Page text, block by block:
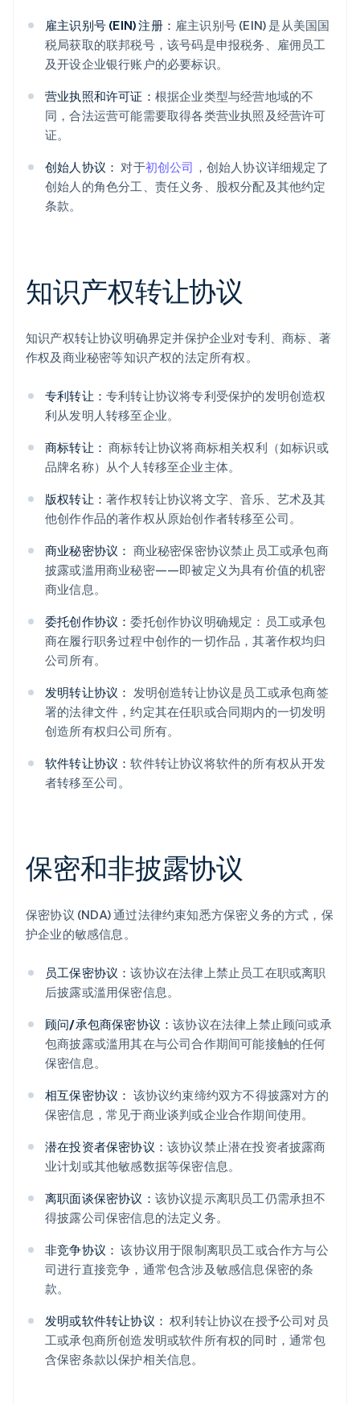
雇主识别号 (EIN) 注册： 雇主识别号 (EIN) 是从美国国
税局获取的联邦税号，该号码是申报税务、雇佣员工
及开设企业银行账户的必要标识。
营业执照和许可证： 根据企业类型与经营地域的不
同，合法运营可能需要取得各类营业执照及经营许可
证。
创始人协议： 对于初创公司 ，创始人协议详细规定了
创始人的角色分工、责任义务、股权分配及其他约定
条款。
知识产权转让协议
知识产权转让协议明确界定并保护企业对专利、商标、著
作权及商业秘密等知识产权的法定所有权。
专利转让： 专利转让协议将专利受保护的发明创造权
利从发明人转移至企业。
商标转让： 商标转让协议将商标相关权利（如标识或
品牌名称）从个人转移至企业主体。
版权转让： 著作权转让协议将文字、音乐、艺术及其
他创作作品的著作权从原始创作者转移至公司。
商业秘密协议： 商业秘密保密协议禁止员工或承包商
披露或滥用商业秘密——即被定义为具有价值的机密
商业信息。
委托创作协议：委托创作协议明确规定：员工或承包
商在履行职务过程中创作的一切作品，其著作权均归
公司所有。
发明转让协议： 发明创造转让协议是员工或承包商签
署的法律文件，约定其在任职或合同期内的一切发明
创造所有权归公司所有。
软件转让协议：软件转让协议将软件的所有权从开发
者转移至公司。
保密和非披露协议
保密协议 (NDA) 通过法律约束知悉方保密义务的方式，保
护企业的敏感信息。
员工保密协议：该协议在法律上禁止员工在职或离职
后披露或滥用保密信息。
顾问/承包商保密协议：该协议在法律上禁止顾问或承
包商披露或滥用其在与公司合作期间可能接触的任何
保密信息。
相互保密协议： 该协议约束缔约双方不得披露对方的
保密信息，常见于商业谈判或企业合作期间使用。
潜在投资者保密协议： 该协议禁止潜在投资者披露商
业计划或其他敏感数据等保密信息。
离职面谈保密协议： 该协议提示离职员工仍需承担不
得披露公司保密信息的法定义务。
非竞争协议： 该协议用于限制离职员工或合作方与公
司进行直接竞争，通常包含涉及敏感信息保密的条
款。
发明或软件转让协议： 权利转让协议在授予公司对员
工或承包商所创造发明或软件所有权的同时，通常包
含保密条款以保护相关信息。